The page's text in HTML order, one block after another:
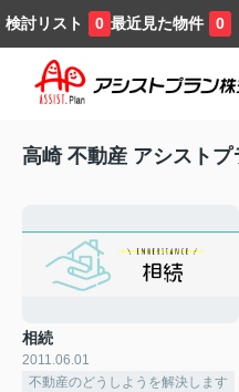
検討リスト 0 最近見た物件 0
高崎 不動産 アシスト
相続
2011.06.01
不動産のどうしようを解決します